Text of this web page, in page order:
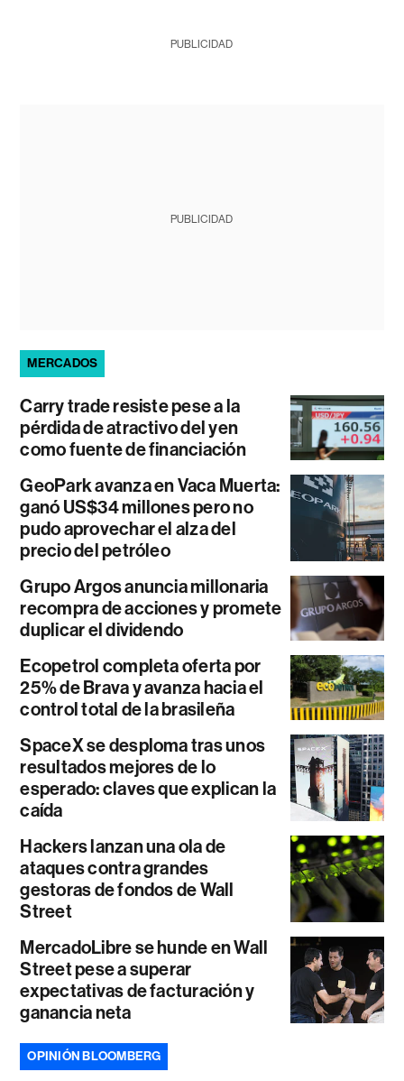
PUBLICIDAD
PUBLICIDAD
MERCADOS
Carry trade resiste pese a la
pérdida de atractivo del yen
como fuente de financiación
GeoPark avanza en Vaca Muerta:
ganó US$34 millones pero no
pudo aprovechar el alza del
precio del petróleo
Grupo Argos anuncia millonaria
recompra de acciones y promete
duplicar el dividendo
Ecopetrol completa oferta por
25% de Brava y avanza hacia el
control total de la brasileña
SpaceX se desploma tras unos
resultados mejores de lo
esperado: claves que explican la
caída
Hackers lanzan una ola de
ataques contra grandes
gestoras de fondos de Wall
Street
MercadoLibre se hunde en Wall
Street pese a superar
expectativas de facturación y
ganancia neta
OPINIÓN BLOOMBERG